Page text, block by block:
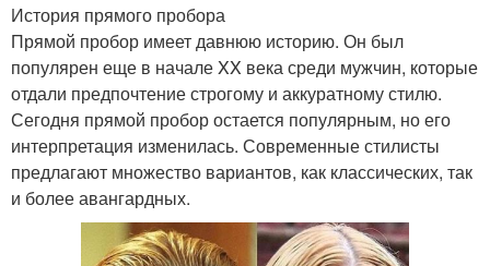
История прямого пробора
Прямой пробор имеет давнюю историю. Он был
популярен еще в начале XX века среди мужчин, которые
отдали предпочтение строгому и аккуратному стилю.
Сегодня прямой пробор остается популярным, но его
интерпретация изменилась. Современные стилисты
предлагают множество вариантов, как классических, так
и более авангардных.